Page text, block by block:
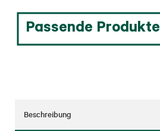
Passende Produkte
Beschreibung